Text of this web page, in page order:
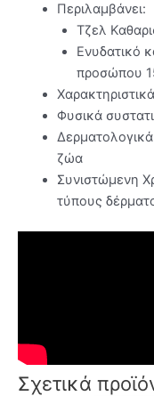
Περιλαμβάνει:
Τζελ
Ενυδατικό
προσώπου
Φυσικά
ζώα
Συνιστώμενη
τύπους
Σχετικά